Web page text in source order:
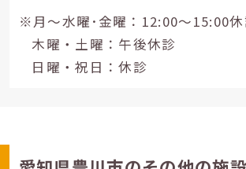
※月～水曜･金曜：12:00～15:00
木曜・土曜：午後休診
日曜・祝日：休診